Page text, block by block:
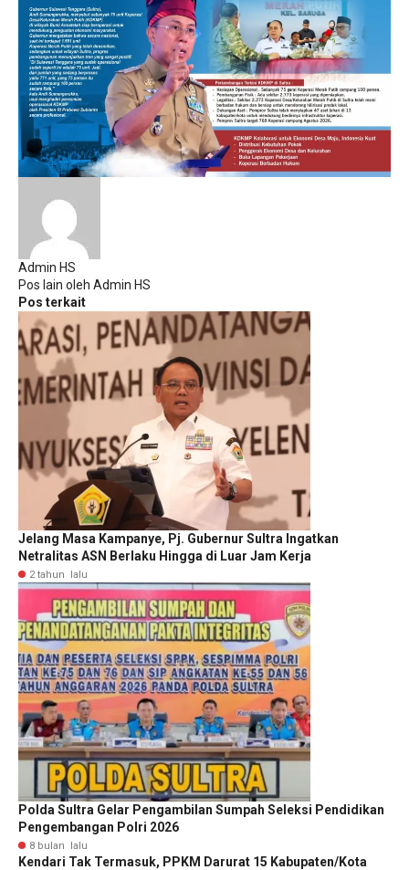
Admin HS
Pos lain oleh Admin HS
Pos terkait
Jelang Masa Kampanye, Pj. Gubernur Sultra Ingatkan
Netralitas ASN Berlaku Hingga di Luar Jam Kerja
2 tahun lalu
Polda Sultra Gelar Pengambilan Sumpah Seleksi Pendidikan
Pengembangan Polri 2026
8 bulan lalu
Kendari Tak Termasuk, PPKM Darurat 15 Kabupaten/Kota